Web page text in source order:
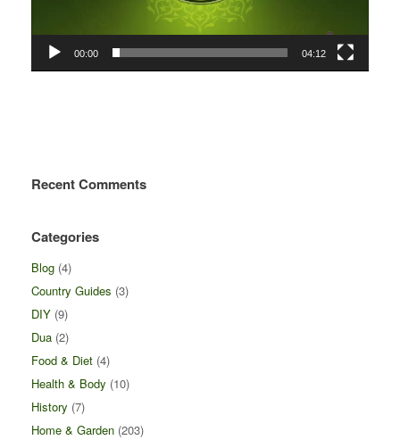
00:00 04:12
Recent Comments
Categories
Blog (4)
Country Guides (3)
DIY (9)
Dua (2)
Food & Diet (4)
Health & Body (10)
History (7)
Home & Garden (203)